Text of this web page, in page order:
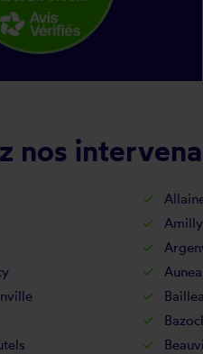
nos
Amilly